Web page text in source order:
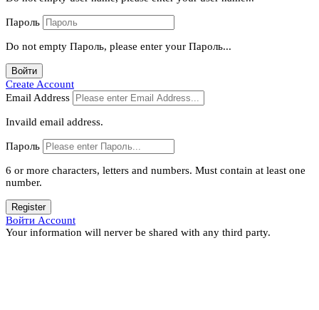
Пароль
Do not empty Пароль, please enter your Пароль...
Войти
Create Account
Email Address
Invaild email address.
Пароль
6 or more characters, letters and numbers. Must contain at least one
number.
Register
Войти Account
Your information will nerver be shared with any third party.